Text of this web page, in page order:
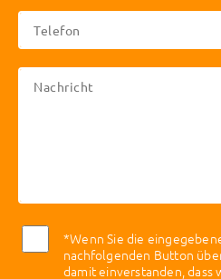
*Wenn Sie die
nachfolgenden Button
damit einverstanden, dass